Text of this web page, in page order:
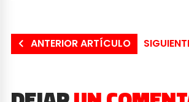
ANTERIOR ARTÍCULO